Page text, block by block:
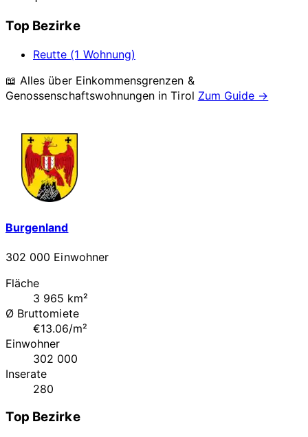
Top Bezirke
Reutte (1 Wohnung)
📖 Alles über Einkommensgrenzen &
Genossenschaftswohnungen inTirol Zum Guide →
Burgenland
302 000 Einwohner
Fläche
3 965 km²
Ø Bruttomiete
€13.06/m²
Einwohner
302 000
Inserate
280
Top Bezirke